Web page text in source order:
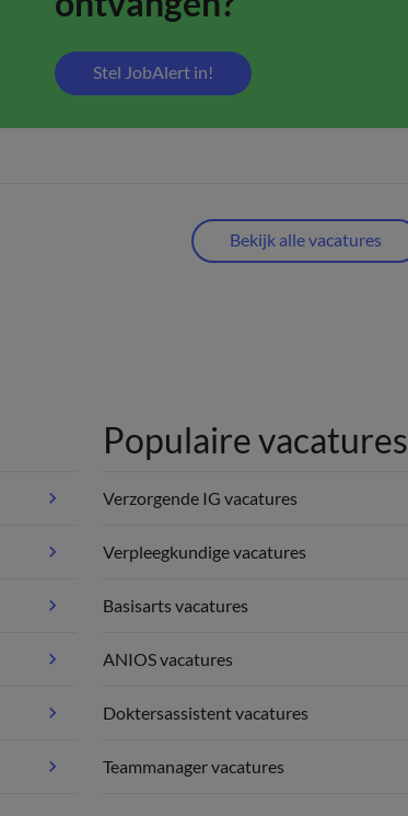
Stel JobAlert in!
Bekijk alle vacatures
Populaire vacatures
Verzorgende IG vacatures
Verpleegkundige vacatures
Basisarts vacatures
ANIOS vacatures
Doktersassistent vacatures
Teammanager vacatures